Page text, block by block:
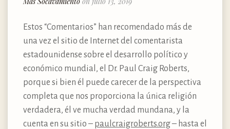
Estos “Comentarios” han recomendado más de
una vez el sitio de Internet del comentarista
estadounidense sobre el desarrollo político y
económico mundial, el Dr. Paul Craig Roberts,
porque si bien él puede carecer de la perspectiva
completa que nos proporciona la única religión
verdadera, él ve mucha verdad mundana, y la
cuenta en su sitio – paulcraigroberts.org– hasta el